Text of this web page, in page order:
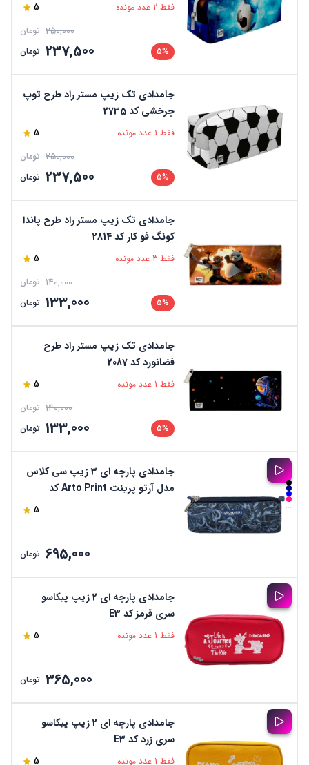
فقط 2 عدد مونده 5
250,000 تومان
5%
237,500 تومان
جامدادی تک زیپ مستر راد طرح توپ
چرخشی کد 2735
فقط 1 عدد مونده 5
250,000 تومان
5%
237,500 تومان
جامدادی تک زیپ مستر راد طرح پاندا
کونگ فو کار کد 2814
فقط 3 عدد مونده 5
140,000 تومان
5%
133,000 تومان
جامدادی تک زیپ مستر راد طرح
فضانورد کد 2087
فقط 1 عدد مونده 5
140,000 تومان
5%
133,000 تومان
...
جامدادی پارچه ای 3 زیپ سی کلاس
مدل آرتو پرینت Arto Print کد
5
695,000 تومان
جامدادی پارچه ای 2 زیپ پیکاسو
سری قرمز کد E3
فقط 1 عدد مونده 5
365,000 تومان
جامدادی پارچه ای 2 زیپ پیکاسو
سری زرد کد E3
فقط 1 عدد مونده 5